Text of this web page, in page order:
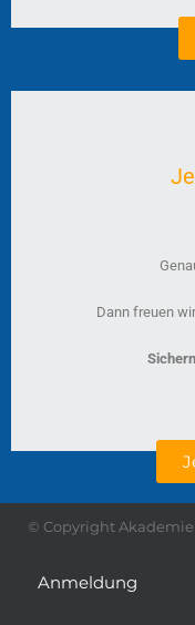
Dann freuen
© Copyright
Anmeldung